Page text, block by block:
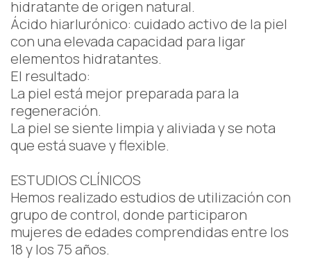
hidratante de origen natural.
Ácido hiarlurónico: cuidado activo de la piel
con una elevada capacidad para ligar
elementos hidratantes.
El resultado:
La piel está mejor preparada para la
regeneración.
La piel se siente limpia y aliviada y se nota
que está suave y flexible.
ESTUDIOS CLÍNICOS
Hemos realizado estudios de utilización con
grupo de control, donde participaron
mujeres de edades comprendidas entre los
18 y los 75 años.